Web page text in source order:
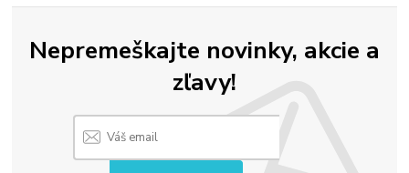
Nepremeškajte novinky, akcie a
zľavy!